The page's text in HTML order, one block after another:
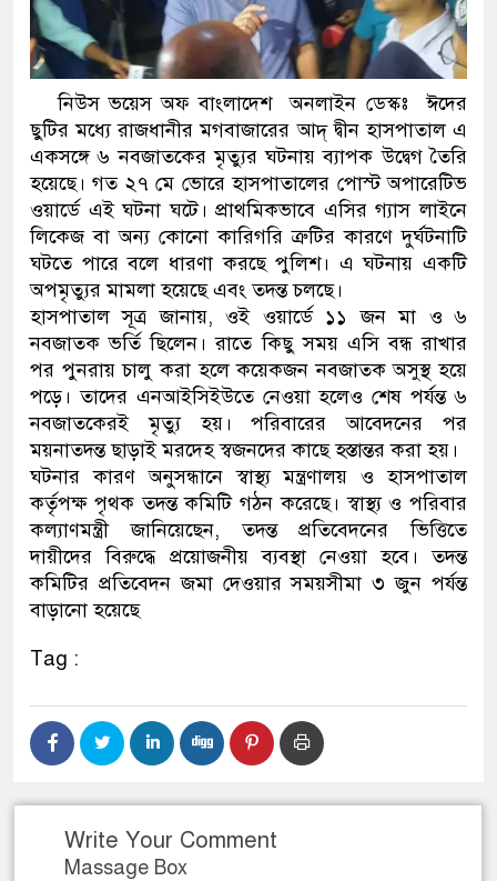
যেকোনো সময় বেনজীরের প্রত্যাবর্তন
নেতৃত্ব ও গণতন্ত্রের মূর্তমান প্রতীক বেগম
যে ভাবে ডেভিড ইমনের কাছে মিলল ভারতীয়
‘আজহার খান’
অবৈধ বিদেশি পিস্তল, ম্যাগাজিন ও গুলিসহ
জড়িত কিশোর গ্যাংয়ের চার শিশু আটক
ডাকাতির প্রস্তুতিকালে দুইজনকে গ্রেফতার
থানা পুলিশ
নিউস ভয়েস অফ বাংলাদেশ অনলাইন ডেস্কঃ ঈদের
ছুটির মধ্যে রাজধানীর মগবাজারের আদ্ দ্বীন হাসপাতাল এ
একসঙ্গে ৬ নবজাতকের মৃত্যুর ঘটনায় ব্যাপক উদ্বেগ তৈরি
হয়েছে। গত ২৭ মে ভোরে হাসপাতালের পোস্ট অপারেটিভ
ওয়ার্ডে এই ঘটনা ঘটে। প্রাথমিকভাবে এসির গ্যাস লাইনে
লিকেজ বা অন্য কোনো কারিগরি ত্রুটির কারণে দুর্ঘটনাটি
ঘটতে পারে বলে ধারণা করছে পুলিশ। এ ঘটনায় একটি
অপমৃত্যুর মামলা হয়েছে এবং তদন্ত চলছে।
হাসপাতাল সূত্র জানায়, ওই ওয়ার্ডে ১১ জন মা ও ৬
নবজাতক ভর্তি ছিলেন। রাতে কিছু সময় এসি বন্ধ রাখার
পর পুনরায় চালু করা হলে কয়েকজন নবজাতক অসুস্থ হয়ে
পড়ে। তাদের এনআইসিইউতে নেওয়া হলেও শেষ পর্যন্ত ৬
নবজাতকেরই মৃত্যু হয়। পরিবারের আবেদনের পর
ময়নাতদন্ত ছাড়াই মরদেহ স্বজনদের কাছে হস্তান্তর করা হয়।
ঘটনার কারণ অনুসন্ধানে স্বাস্থ্য মন্ত্রণালয় ও হাসপাতাল
কর্তৃপক্ষ পৃথক তদন্ত কমিটি গঠন করেছে। স্বাস্থ্য ও পরিবার
কল্যাণমন্ত্রী জানিয়েছেন, তদন্ত প্রতিবেদনের ভিত্তিতে
দায়ীদের বিরুদ্ধে প্রয়োজনীয় ব্যবস্থা নেওয়া হবে। তদন্ত
কমিটির প্রতিবেদন জমা দেওয়ার সময়সীমা ৩ জুন পর্যন্ত
বাড়ানো হয়েছে
Tag :
Write Your Comment
Massage Box